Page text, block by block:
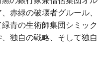
赤緑の破壊者グルール、
青の生術師集団シミック
独自の戦略、そして独自